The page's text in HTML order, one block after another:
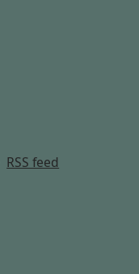
RSS feed